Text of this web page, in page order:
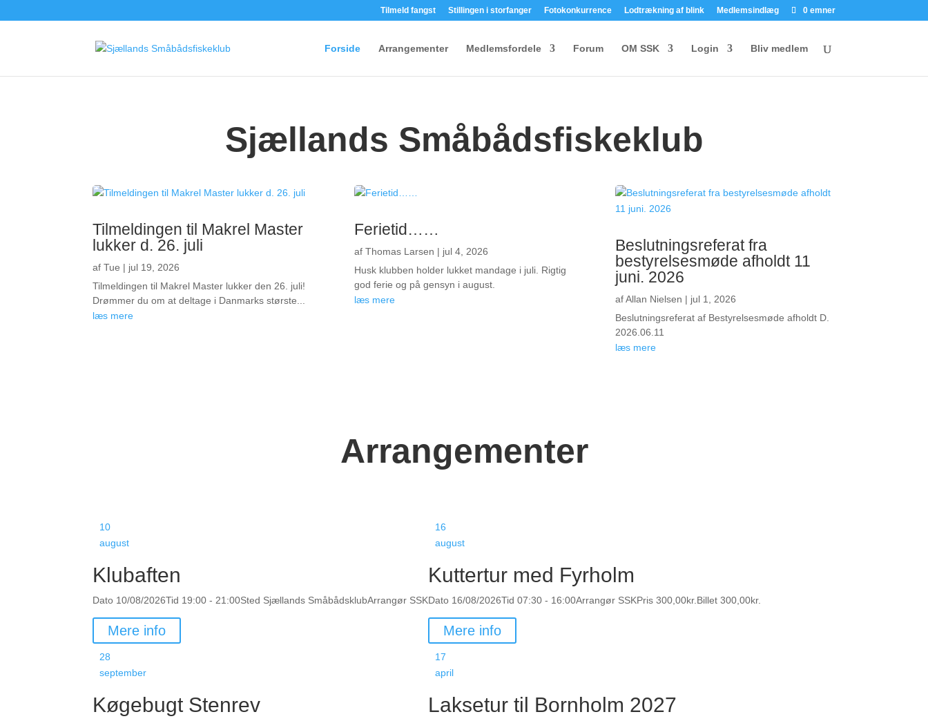
Tilmeld fangst Stillingen i storfanger Fotokonkurrence Lodtrækning af blink Medlemsindlæg 0 emner
Forside Arrangementer Medlemsfordele Forum OM SSK Login Bliv medlem
Sjællands Småbådsfiskeklub
Tilmeldingen til Makrel Master
lukker d. 26. juli
afTue | jul 19, 2026
Tilmeldingen til Makrel Master lukker den 26. juli!
Drømmer du om at deltage i Danmarks største...
læs mere
Ferietid……
af Thomas Larsen | jul 4, 2026
Husk klubben holder lukket mandage i juli. Rigtig
god ferie og på gensyn i august.
læs mere
Beslutningsreferat fra
bestyrelsesmøde afholdt 11
juni. 2026
afAllan Nielsen | jul 1, 2026
Beslutningsreferat af Bestyrelsesmøde afholdt D.
2026.06.11
læs mere
Arrangementer
10
august
Klubaften
Dato 10/08/2026Tid 19:00 - 21:00Sted Sjællands SmåbådsklubArrangør SSK
Mere info
16
august
Kuttertur med Fyrholm
Dato 16/08/2026Tid07:30 - 16:00Arrangør SSKPris300,00kr. Billet300,00kr.
Mere info
28
september
Køgebugt Stenrev
17
april
Laksetur til Bornholm 2027